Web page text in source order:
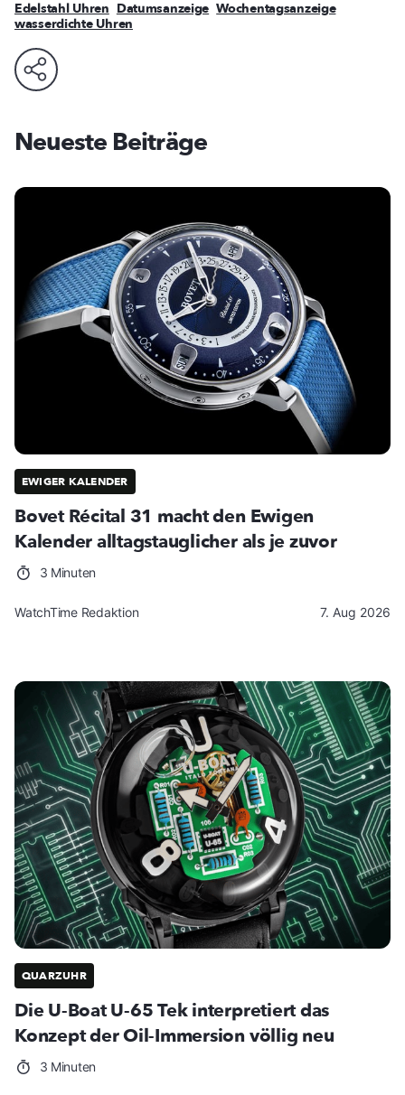
Edelstahl Uhren Datumsanzeige Wochentagsanzeige
wasserdichte Uhren
Neueste Beiträge
EWIGER KALENDER
Bovet Récital 31 macht den Ewigen
Kalender alltagstauglicher als je zuvor
3 Minuten
WatchTime Redaktion 7. Aug 2026
QUARZUHR
Die U-Boat U-65 Tek interpretiert das
Konzept der Oil-Immersion völlig neu
3 Minuten